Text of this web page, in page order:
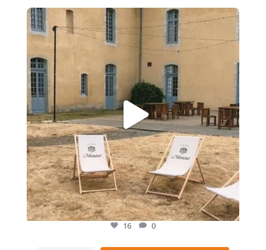
🍷 Nos adhérents font rayonner les saveurs des...
16 0
16 0